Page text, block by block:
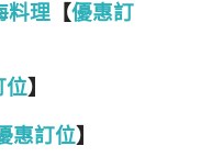
料理 【優惠訂
位】
惠訂位】